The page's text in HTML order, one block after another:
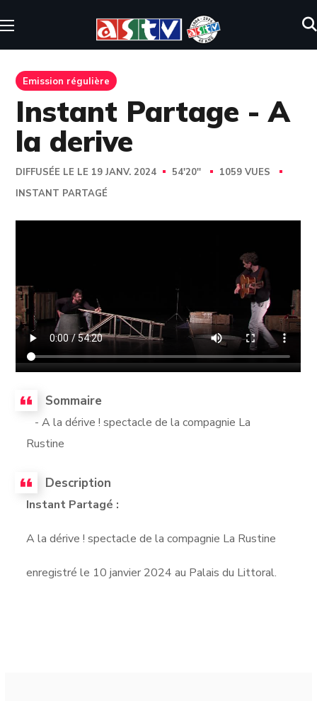
Emission régulière
Instant Partage - A
la derive
DIFFUSÉE LE LE 19 JANV. 2024 54'20''
1059 VUES
INSTANT PARTAGÉ
Sommaire
- A la dérive ! spectacle de la compagnie La
Rustine
Description
Instant Partagé :
A la dérive ! spectacle de la compagnie La Rustine
enregistré le 10 janvier 2024 au Palais du Littoral.